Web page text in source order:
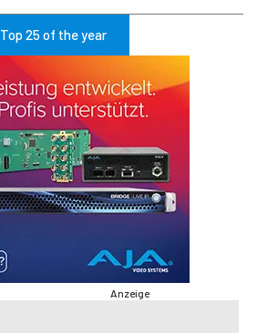
Top 25 of the year
Anzeige